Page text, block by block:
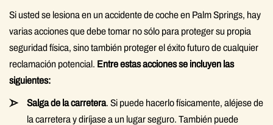
Si usted se lesiona en un accidente de coche en Palm Springs, hay
varias acciones que debe tomar no sólo para proteger su propia
seguridad física, sino también proteger el éxito futuro de cualquier
reclamación potencial. Entre estas acciones se incluyen las
siguientes:
Salga de la carretera. Si puede hacerlo físicamente, aléjese de
la carretera y diríjase a un lugar seguro. También puede